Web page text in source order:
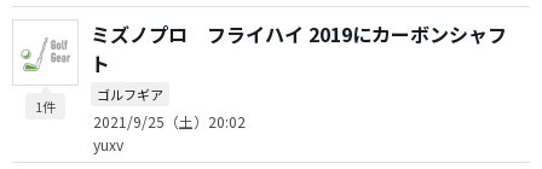
1件
ミズノプロ フライハイ 2019にカーボンシャフ
ト
ゴルフギア
2021/9/25（土）20:02
yuxv